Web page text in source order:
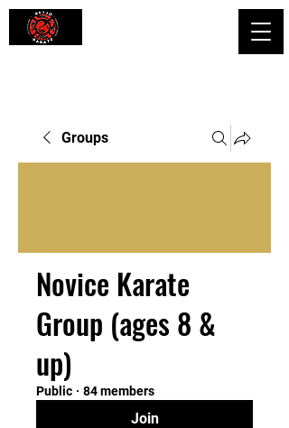
Groups
Novice Karate
Group (ages 8 &
up)
Public · 84 members
Join